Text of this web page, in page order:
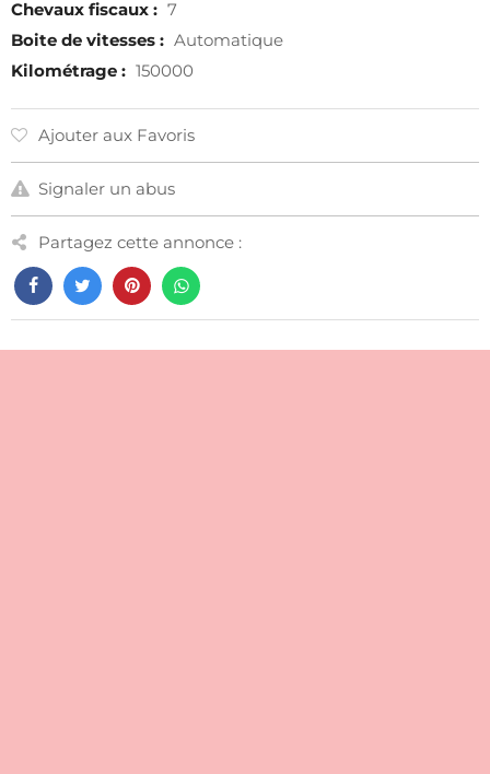
Chevaux fiscaux : 7
Boite de vitesses : Automatique
Kilométrage : 150000
Ajouter aux Favoris
Signaler un abus
Partagez cette annonce :